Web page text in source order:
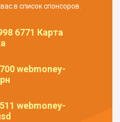
в список спонсоров.
6771 Карта
webmoney-
webmoney-